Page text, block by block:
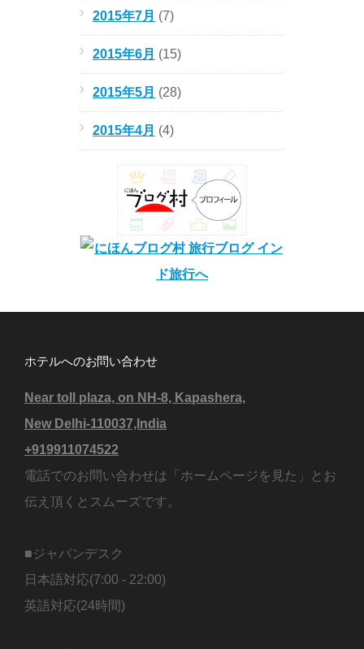
2015年7月 (7)
2015年6月 (15)
2015年5月 (28)
2015年4月 (4)
ホテルへのお問い合わせ
Near toll plaza, on NH-8, Kapashera,
New Delhi-110037,India
+919911074522
電話でのお問い合わせは「ホームページを見た」とお
伝え頂くとスムーズです。
■ジャパンデスク
日本語対応(7:00 - 22:00)
英語対応(24時間)